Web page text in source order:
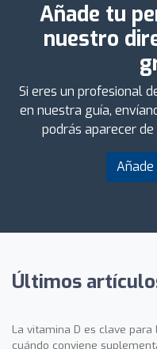
Añade tu
nuestro
Si eres un profesional
en nuestra guía,
podrás aparecer
Últimos
La vitamina D es clave
cuándo conviene